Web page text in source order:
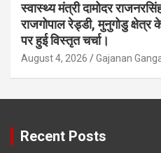
स्वास्थ्य मंत्री दामोदर
राजगोपाल रेड्डी, मुनुगोडु
पर हुई विस्तृत चर्चा।
August 4, 2026 Gajanan
Recent Posts